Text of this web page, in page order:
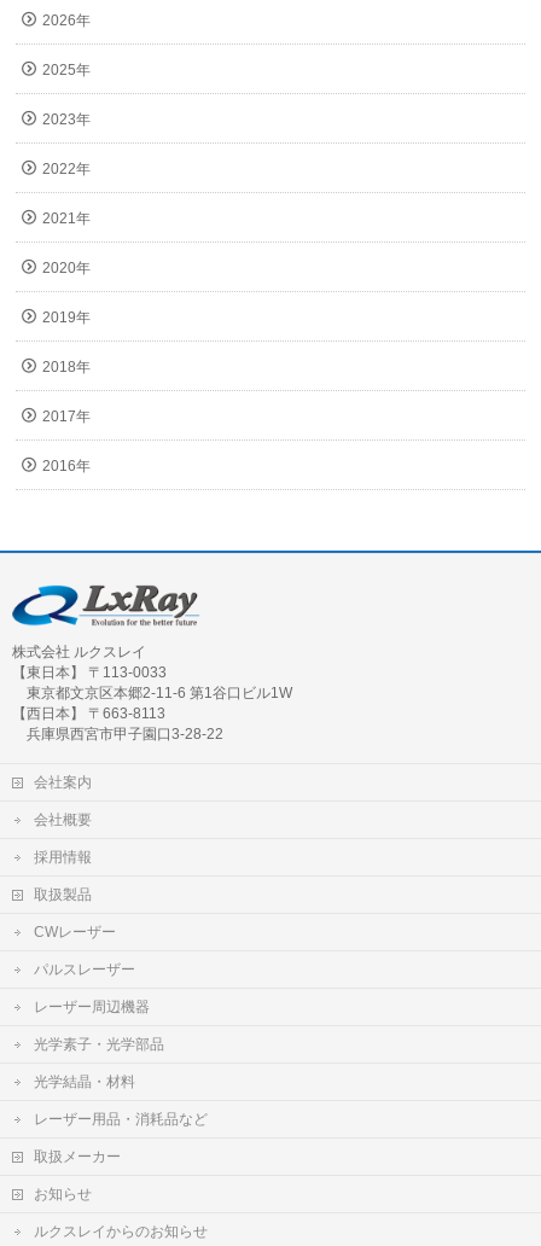
2026年
2025年
2023年
2022年
2021年
2020年
2019年
2018年
2017年
2016年
株式会社 ルクスレイ
【東日本】 〒113-0033
東京都文京区本郷2-11-6 第1谷口ビル1W
【西日本】 〒663-8113
兵庫県西宮市甲子園口3-28-22
会社案内
会社概要
採用情報
取扱製品
CWレーザー
パルスレーザー
レーザー周辺機器
光学素子・光学部品
光学結晶・材料
レーザー用品・消耗品など
取扱メーカー
お知らせ
ルクスレイからのお知らせ